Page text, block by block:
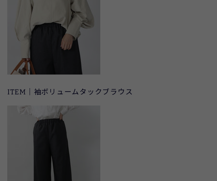
ITEM｜袖ボリュームタックブラウス